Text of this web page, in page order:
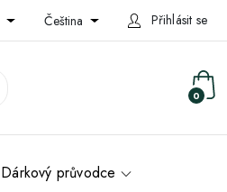
Čeština Přihlásit se
0
Dárkový průvodce